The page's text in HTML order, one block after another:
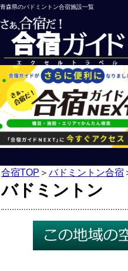
青森県のバドミントン合宿施設一覧
合宿TOP ＞ バドミントン合宿
バドミントン